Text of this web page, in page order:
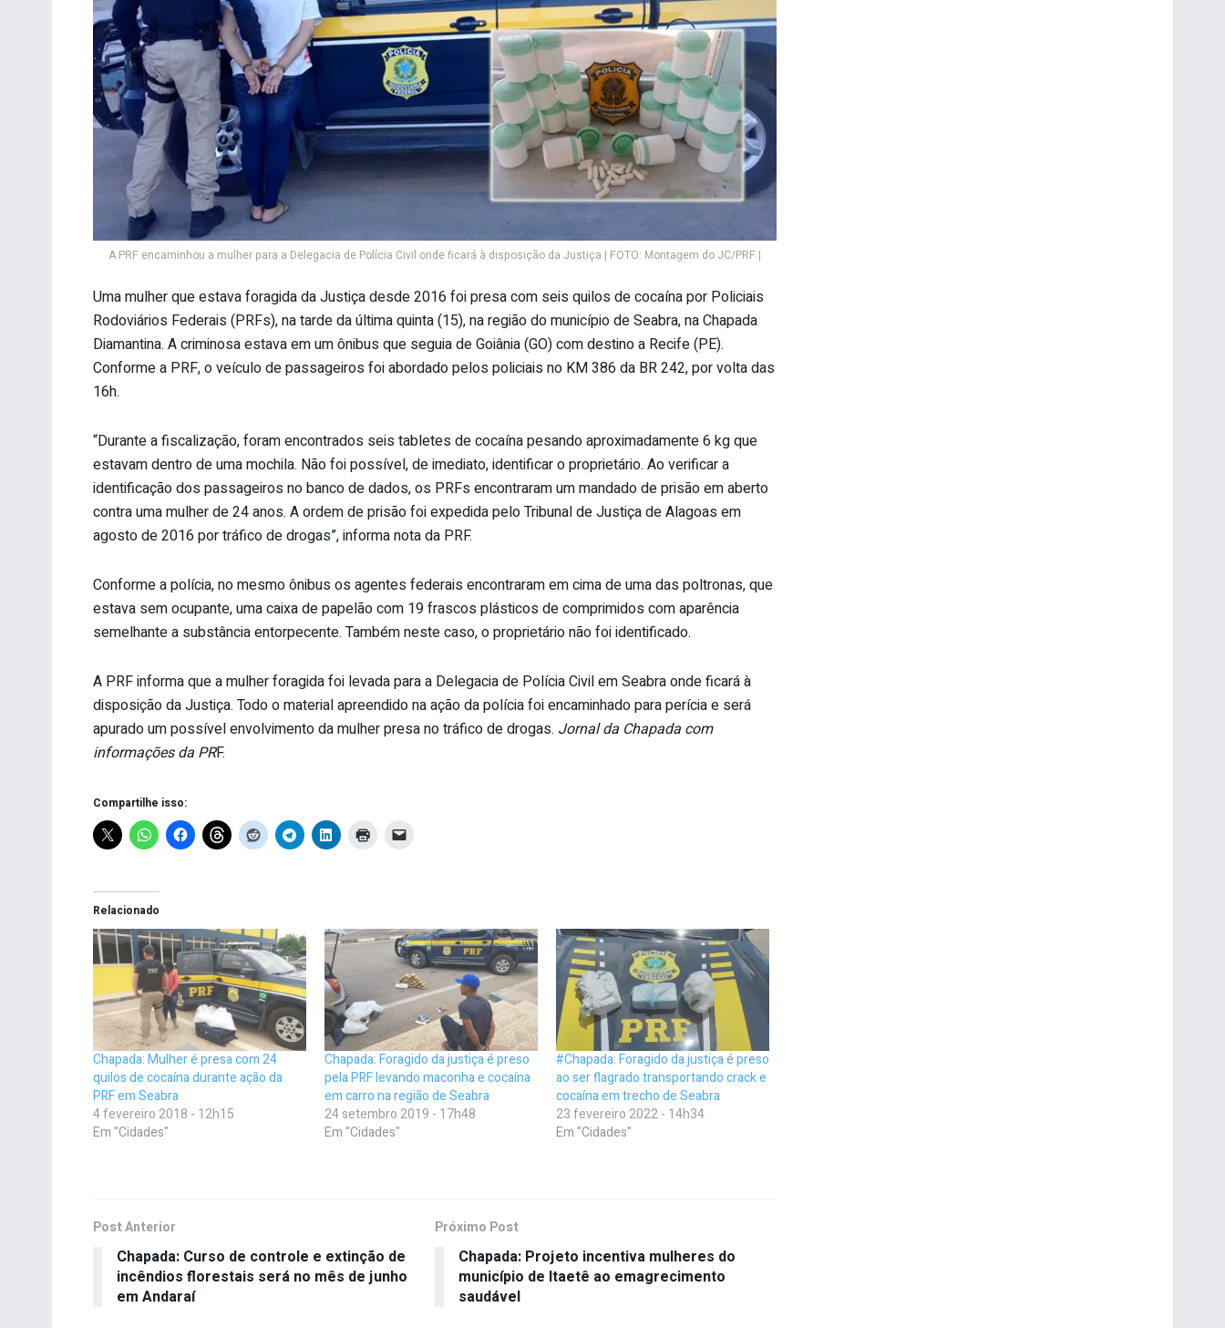
A PRF encaminhou a mulher para a Delegacia de Polícia Civil onde ficará à disposição da Justiça | FOTO: Montagem do JC/PRF |
Uma mulher que estava foragida da Justiça desde 2016 foi presa com seis quilos de cocaína por Policiais
Rodoviários Federais (PRFs), na tarde da última quinta (15), na região do município de Seabra, na Chapada
Diamantina. A criminosa estava em um ônibus que seguia de Goiânia (GO) com destino a Recife (PE).
Conforme a PRF, o veículo de passageiros foi abordado pelos policiais no KM 386 da BR 242, por volta das
16h.
“Durante a fiscalização, foram encontrados seis tabletes de cocaína pesando aproximadamente 6 kg que
estavam dentro de uma mochila. Não foi possível, de imediato, identificar o proprietário. Ao verificar a
identificação dos passageiros no banco de dados, os PRFs encontraram um mandado de prisão em aberto
contra uma mulher de 24 anos. A ordem de prisão foi expedida pelo Tribunal de Justiça de Alagoas em
agosto de 2016 por tráfico de drogas”, informa nota da PRF.
Conforme a polícia, no mesmo ônibus os agentes federais encontraram em cima de uma das poltronas, que
estava sem ocupante, uma caixa de papelão com 19 frascos plásticos de comprimidos com aparência
semelhante a substância entorpecente. Também neste caso, o proprietário não foi identificado.
A PRF informa que a mulher foragida foi levada para a Delegacia de Polícia Civil em Seabra onde ficará à
disposição da Justiça. Todo o material apreendido na ação da polícia foi encaminhado para perícia e será
apurado um possível envolvimento da mulher presa no tráfico de drogas. Jornal da Chapada com
informações da PRF.
Compartilhe isso:
Relacionado
Chapada: Mulher é presa com 24
quilos de cocaína durante ação da
PRF em Seabra
4 fevereiro 2018 - 12h15
Em "Cidades"
Chapada: Foragido da justiça é preso
pela PRF levando maconha e cocaína
em carro na região de Seabra
24 setembro 2019 - 17h48
Em "Cidades"
#Chapada: Foragido da justiça é preso
ao ser flagrado transportando crack e
cocaína em trecho de Seabra
23 fevereiro 2022 - 14h34
Em "Cidades"
Post Anterior
Chapada: Curso de controle e extinção de
incêndios florestais será no mês de junho
em Andaraí
Próximo Post
Chapada: Projeto incentiva mulheres do
município de Itaetê ao emagrecimento
saudável